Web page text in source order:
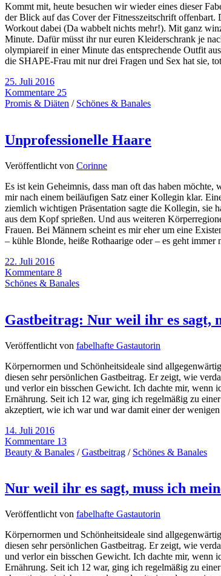
Kommt mit, heute besuchen wir wieder eines dieser
der Blick auf das Cover der Fitnesszeitschrift
Workout dabei (Da wabbelt nichts mehr!). Mit ganz
Minute. Dafür müsst ihr nur euren Kleiderschrank je
olympiareif in einer Minute das entsprechende Outfit
die SHAPE-Frau mit nur drei Fragen und Sex hat sie,
25. Juli 2016
Kommentare 25
Promis & Diäten / Schönes & Banales
Unprofessionelle Haare
Veröffentlicht von Corinne
Es ist kein Geheimnis, dass man oft das haben
mir nach einem beiläufigen Satz einer Kollegin klar.
ziemlich wichtigen Präsentation sagte die Kollegin, sie
aus dem Kopf sprießen. Und aus weiteren
Frauen. Bei Männern scheint es mir eher um eine
– kühle Blonde, heiße Rothaarige oder – es geht
22. Juli 2016
Kommentare 8
Schönes & Banales
Gastbeitrag: Nur weil ihr es sagt,
Veröffentlicht von fabelhafte Gastautorin
Körpernormen und Schönheitsideale sind
diesen sehr persönlichen Gastbeitrag. Er zeigt, wie
und verlor ein bisschen Gewicht. Ich dachte mir, wenn
Ernährung. Seit ich 12 war, ging ich regelmäßig zu
akzeptiert, wie ich war und war damit einer der
14. Juli 2016
Kommentare 13
Beauty & Banales /Gastbeitrag / Schönes & Banales
Nur weil ihr es sagt, muss ich
Veröffentlicht von fabelhafte Gastautorin
Körpernormen und Schönheitsideale sind
diesen sehr persönlichen Gastbeitrag. Er zeigt, wie
und verlor ein bisschen Gewicht. Ich dachte mir, wenn
Ernährung. Seit ich 12 war, ging ich regelmäßig zu